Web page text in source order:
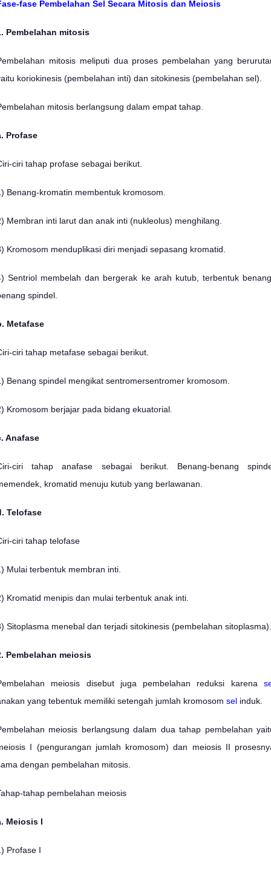
fase Pembelahan Sel Secara Mitosis dan Meiosis
Pembelahan mitosis
mitosis meliputi dua proses pembelahan yang
koriokinesis (pembelahan inti) dan sitokinesis (pembelahan sel).
mitosis berlangsung dalam empat tahap.
Profase
ciri tahap profase sebagai berikut.
Benang-kromatin membentuk kromosom.
Membran inti larut dan anak inti (nukleolus) menghilang.
Kromosom menduplikasi diri menjadi sepasang kromatid.
Sentriol membelah dan bergerak ke arah kutub, terbentuk
spindel.
Metafase
ciri tahap metafase sebagai berikut.
Benang spindel mengikat sentromersentromer kromosom.
Kromosom berjajar pada bidang ekuatorial.
Anafase
ciri tahap anafase sebagai berikut. Benang-benang
kromatid menuju kutub yang berlawanan.
Telofase
ciri tahap telofase
Mulai terbentuk membran inti.
Kromatid menipis dan mulai terbentuk anak inti.
Sitoplasma menebal dan terjadi sitokinesis (pembelahan sitoplasma).
Pembelahan meiosis
meiosis disebut juga pembelahan reduksi karena
yang tebentuk memiliki setengah jumlah kromosom sel induk.
meiosis berlangsung dalam dua tahap pembelahan
I (pengurangan jumlah kromosom) dan meiosis II
dengan pembelahan mitosis.
tahap pembelahan meiosis
Meiosis I
Profase I